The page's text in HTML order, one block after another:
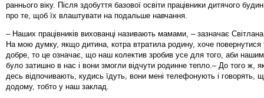
раннього віку. Після здобуття базової освіти працівники дитячого
про те, щоб їх влаштувати на подальше навчання.
– Наших працівників вихованці називають мамами, – зазначає
На мою думку, якщо дитина, котра втратила родину, хоче повернутися
добре, то це означає, що наш колектив зробив усе для того, аби
було затишно в нас і вони змогли відчути родинне тепло.– До того ж,
десь відпочивають, кудись їдуть, вони мені телефонують і говорять,
додому, тобто у наш заклад.